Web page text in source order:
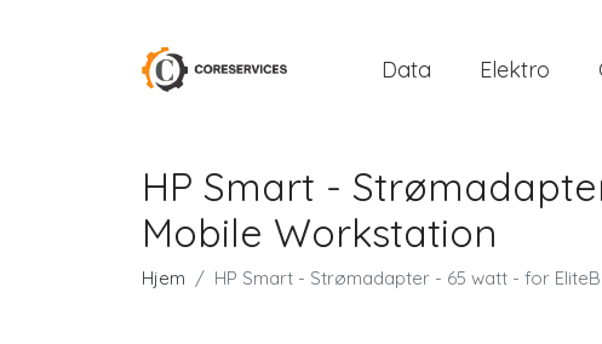
Data Elektro
HP Smart -
Mobile Workstation
Hjem HP Smart - Strømadapter - 65 watt - for